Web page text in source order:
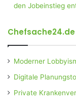
den Jobeinstieg
Chefsache24.de
Moderner
Digitale
Private